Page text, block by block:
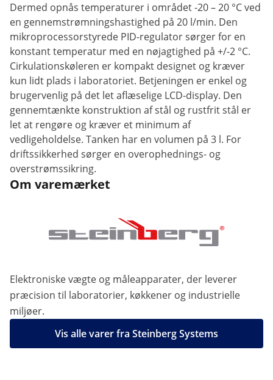
Dermed opnås temperaturer i området -20 – 20 °C ved
en gennemstrømningshastighed på 20 l/min. Den
mikroprocessorstyrede PID-regulator sørger for en
konstant temperatur med en nøjagtighed på +/-2 °C.
Cirkulationskøleren er kompakt designet og kræver
kun lidt plads i laboratoriet. Betjeningen er enkel og
brugervenlig på det let aflæselige LCD-display. Den
gennemtænkte konstruktion af stål og rustfrit stål er
let at rengøre og kræver et minimum af
vedligeholdelse. Tanken har en volumen på 3 l. For
driftssikkerhed sørger en overophednings- og
overstrømssikring.
Om varemærket
Elektroniske vægte og måleapparater, der leverer
præcision til laboratorier, køkkener og industrielle
miljøer.
Vis alle varer fra Steinberg Systems